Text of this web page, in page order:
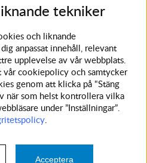
nyhetsbrev
för att ta del av nyheter och
SKICKA
nyhetsbrev
tekniker
och liknande
anpassat innehåll, relevant
upplevelse av vår webbplats.
vår cookiepolicy och samtycker
genom att klicka på "Stäng
när som helst kontrollera vilka
under ”Inställningar”.
.
Acceptera